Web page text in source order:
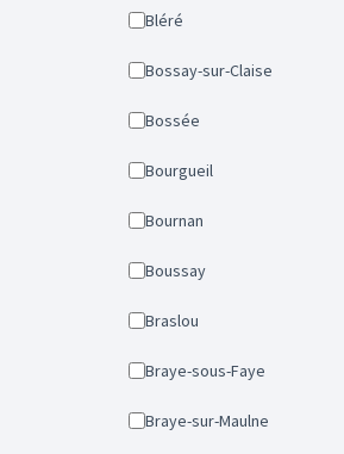
Bléré
Bossay-sur-Claise
Bossée
Bourgueil
Bournan
Boussay
Braslou
Braye-sous-Faye
Braye-sur-Maulne